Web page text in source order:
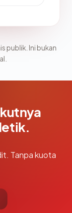
publik. Ini bukan
Tanpa kuota